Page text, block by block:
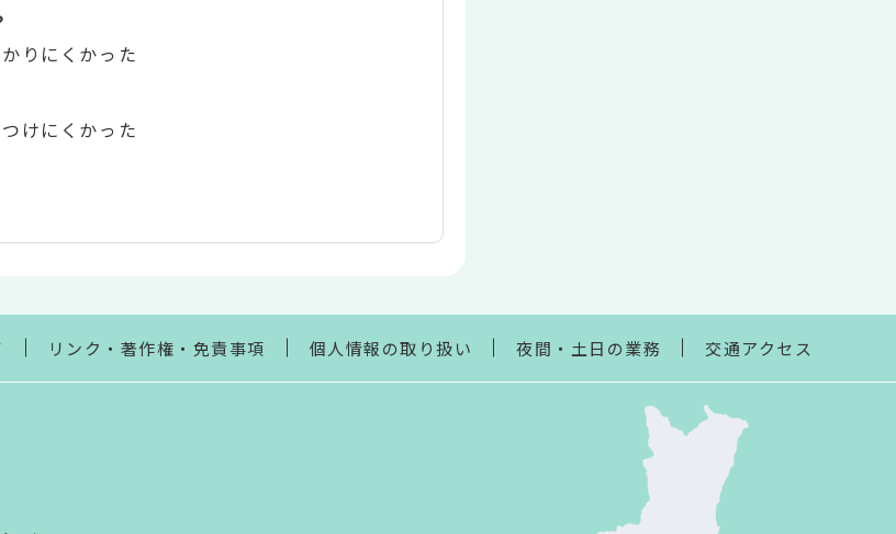
りにくかった
けにくかった
リンク・著作権・免責事項 個人情報の取り扱い 夜間・土日の業務 交通アクセス